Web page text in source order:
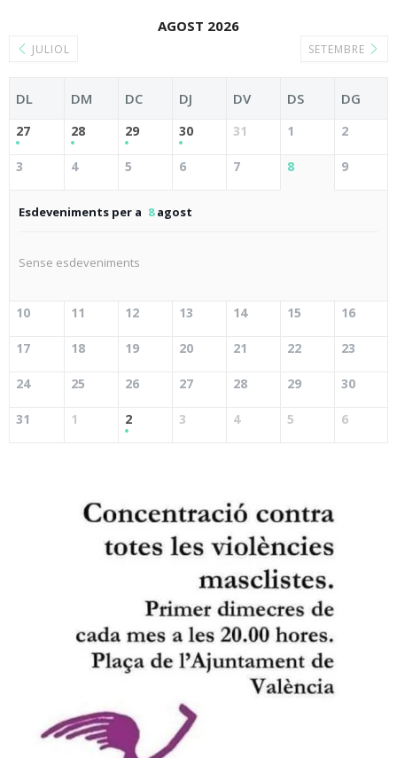
JULIOL
AGOST 2026
SETEMBRE
DL DM DC DJ DV DS DG
27 28 29 30 31 1 2
3 4 5 6 7 8 9
Esdeveniments per a 8agost
Sense esdeveniments
10 11 12 13 14 15 16
17 18 19 20 21 22 23
24 25 26 27 28 29 30
31 1 2 3 4 5 6